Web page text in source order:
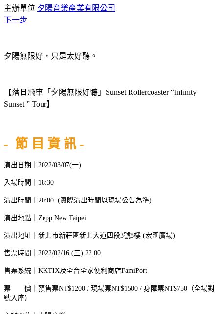
主辦單位 夕陽音樂產業有限公司
下一步
夕陽無限好，只是太好聽。
【落日飛車「夕陽無限好聽」Sunset Rollercoaster “Infinity
Sunset ” Tour】
- 節 目 資 訊 -
演出日期｜2022/03/07(一)
入場時間｜18:30
演出時間｜20:00 (實際演出時間以現場公告為準)
演出地點｜Zepp New Taipei
演出地址｜新北市新莊區新北大道四段3號8樓 (宏匯廣場)
售票時間｜2022/02/16 (三) 22:00
售票系統｜KKTIX及全台全家便利商店FamiPort
票 價｜預售票NT$1200 / 現場票NT$1500 / 身障票NT$750（全場對
號入座）